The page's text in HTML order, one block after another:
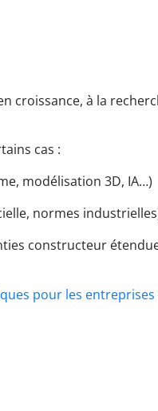
croissance, à la
cas :
modélisation 3D, IA…)
normes
constructeur
pour les entreprises